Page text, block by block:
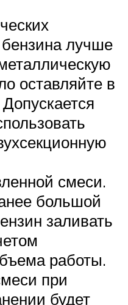
лучше
оставляйте в
смеси.
большой
заливать
работы.
при
будет